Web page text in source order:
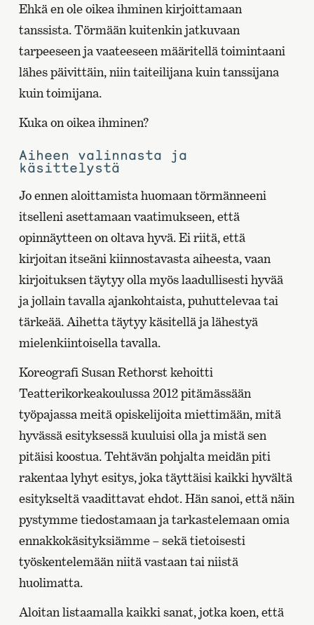
Ehkä en ole oikea ihminen kirjoittamaan
tanssista. Törmään kuitenkin jatkuvaan
tarpeeseen ja vaateeseen määritellä toimintaani
lähes päivittäin, niin taiteilijana kuin tanssijana
kuin toimijana.
Kuka on oikea ihminen?
Aiheen valinnasta ja
käsittelystä
Jo ennen aloittamista huomaan törmänneeni
itselleni asettamaan vaatimukseen, että
opinnäytteen on oltava hyvä. Ei riitä, että
kirjoitan itseäni kiinnostavasta aiheesta, vaan
kirjoituksen täytyy olla myös laadullisesti hyvää
ja jollain tavalla ajankohtaista, puhuttelevaa tai
tärkeää. Aihetta täytyy käsitellä ja lähestyä
mielenkiintoisella tavalla.
Koreografi Susan Rethorst kehoitti
Teatterikorkeakoulussa 2012 pitämässään
työpajassa meitä opiskelijoita miettimään, mitä
hyvässä esityksessä kuuluisi olla ja mistä sen
pitäisi koostua. Tehtävän pohjalta meidän piti
rakentaa lyhyt esitys, joka täyttäisi kaikki hyvältä
esitykseltä vaadittavat ehdot. Hän sanoi, että näin
pystymme tiedostamaan ja tarkastelemaan omia
ennakkokäsityksiämme – sekä tietoisesti
työskentelemään niitä vastaan tai niistä
huolimatta.
Aloitan listaamalla kaikki sanat, jotka koen, että